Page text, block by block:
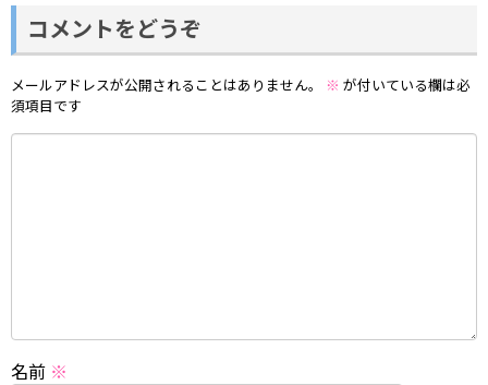
コメントをどうぞ
メールアドレスが公開されることはありません。 ※ が付いている欄は必
須項目です
名前 ※